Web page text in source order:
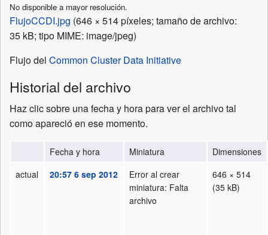
No disponible a mayor resolución.
FlujoCCDI.jpg (646 × 514 píxeles; tamaño de archivo:
35 kB; tipo MIME: image/jpeg)
Flujo del Common Cluster Data Initiative
Historial del archivo
Haz clic sobre una fecha y hora para ver el archivo tal
como apareció en ese momento.
Fecha y hora Miniatura
Dimensiones
actual
20:57 6 sep 2012
Error al crear
miniatura: Falta
archivo
646 × 514
(35 kB)